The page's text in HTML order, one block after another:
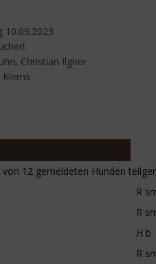
10.09.2023
Christian Ilgner
Klems
von 12 gemeldeten Hunden
R
R
H b
R